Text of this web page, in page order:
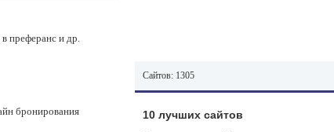
преферанс и др.
бронирования
Сайтов: 1305
10 лучших сайтов